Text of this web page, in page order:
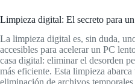
Limpieza digital: El secreto para
La limpieza digital es, sin duda,
accesibles para acelerar un PC
casa digital: eliminar el desorden
más eficiente. Esta limpieza